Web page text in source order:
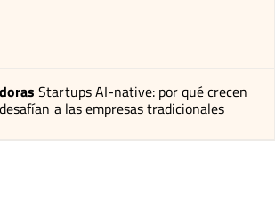
Startups AI-native: por qué crecen
a las empresas tradicionales